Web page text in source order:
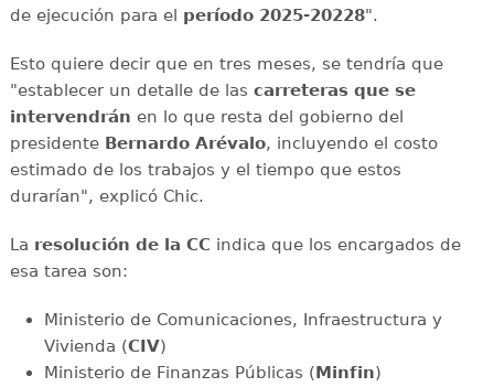
de ejecución para el período 2025-20228".
Esto quiere decir que en tres meses, se tendría que
"establecer un detalle de las carreteras que se
intervendrán en lo que resta del gobierno del
presidente Bernardo Arévalo, incluyendo el costo
estimado de los trabajos y el tiempo que estos
durarían", explicó Chic.
La resolución de la CC indica que los encargados de
esa tarea son:
Ministerio de Comunicaciones, Infraestructura y
Vivienda (CIV)
Ministerio de Finanzas Públicas (Minfin)